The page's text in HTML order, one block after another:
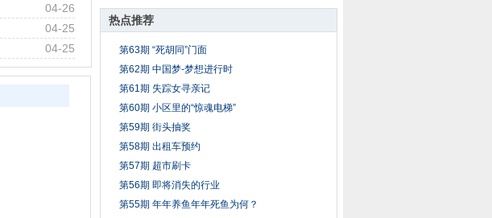
热点推荐
第63期 “死胡同”门面
第62期 中国梦-梦想进行时
第61期 失踪女寻亲记
第60期 小区里的“惊魂电梯”
第59期 街头抽奖
第58期 出租车预约
第57期 超市刷卡
第56期 即将消失的行业
第55期 年年养鱼年年死鱼为何？
04-26
04-25
04-25